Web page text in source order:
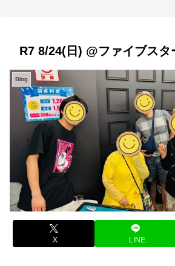
R7 8/24(日) @ファイブスタ
Blog
X LINE